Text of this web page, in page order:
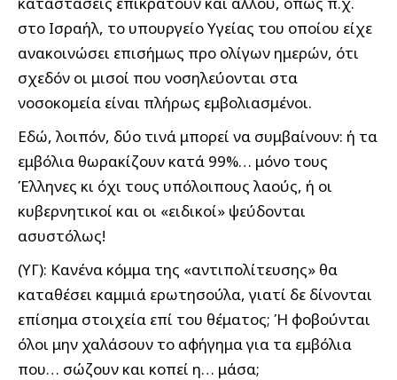
στο Ισραήλ, το υπουργείο Υγείας του οποίου είχε
ανακοινώσει επισήμως προ ολίγων ημερών, ότι
σχεδόν οι μισοί που νοσηλεύονται στα
νοσοκομεία είναι πλήρως εμβολιασμένοι.
Εδώ, λοιπόν, δύο τινά μπορεί να συμβαίνουν: ή τα
εμβόλια θωρακίζουν κατά 99%… μόνο τους
Έλληνες κι όχι τους υπόλοιπους λαούς, ή οι
κυβερνητικοί και οι «ειδικοί» ψεύδονται
ασυστόλως!
(ΥΓ): Κανένα κόμμα της «αντιπολίτευσης» θα
καταθέσει καμμιά ερωτησούλα, γιατί δε δίνονται
επίσημα στοιχεία επί του θέματος; Ή φοβούνται
όλοι μην χαλάσουν το αφήγημα για τα εμβόλια
που… σώζουν και κοπεί η… μάσα;